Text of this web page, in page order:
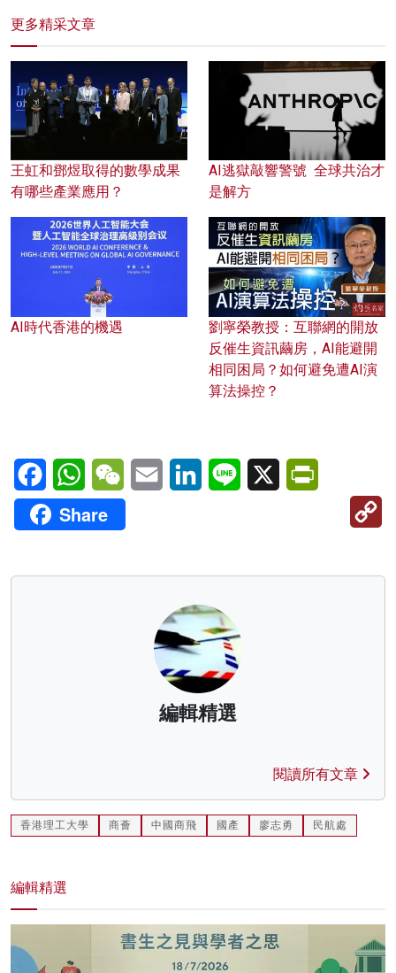
更多精采文章
王虹和鄧煜取得的數學成果
有哪些產業應用？
AI逃獄敲響警號 全球共治才
是解方
AI時代香港的機遇
劉寧榮教授：互聯網的開放
反催生資訊繭房，AI能避開
相同困局？如何避免遭AI演
算法操控？
FacebookWhatsAppWeChatEmail LinkedInLine X
Share
編輯精選
閱讀所有文章
香港理工大學 商薈 中國商飛 國產 廖志勇 民航處
編輯精選